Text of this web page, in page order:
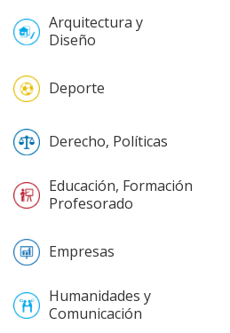
Arquitectura y
Diseño
Deporte
Derecho, Políticas
Educación, Formación
Profesorado
Empresas
Humanidades y
Comunicación